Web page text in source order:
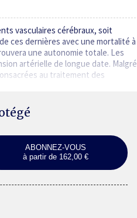
vasculaires cérébraux, soit
ces dernières avec une mortalité à
une autonomie totale. Les
artérielle de longue date. Malgré
au traitement des
ABONNEZ-VOUS
à partir de 162,00 €